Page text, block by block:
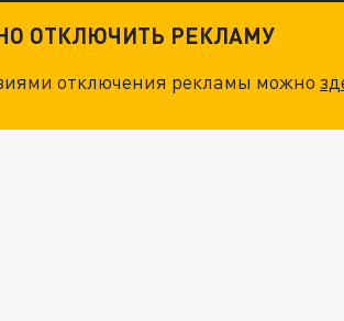
ОТКЛЮЧИТЬ РЕКЛАМУ
отключения рекламы можно